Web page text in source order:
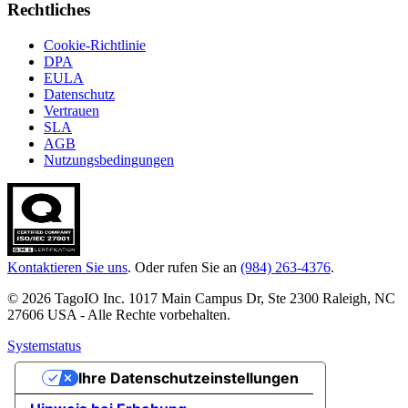
Rechtliches
Cookie-Richtlinie
DPA
EULA
Datenschutz
Vertrauen
SLA
AGB
Nutzungsbedingungen
Kontaktieren Sie uns. Oder rufen Sie an (984) 263-4376.
© 2026 TagoIO Inc. 1017 Main Campus Dr, Ste 2300 Raleigh, NC
27606 USA - Alle Rechte vorbehalten.
Systemstatus
Ihre Datenschutzeinstellungen